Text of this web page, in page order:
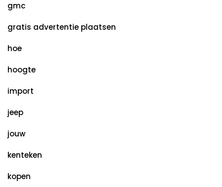
gmc
gratis advertentie plaatsen
hoe
hoogte
import
jeep
jouw
kenteken
kopen